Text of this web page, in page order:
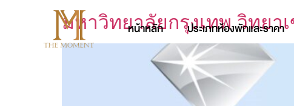
หน้าหลัก ประเภทห้องพักและราคา
มหาวิทยาลัยกรุงเทพ วิทยา